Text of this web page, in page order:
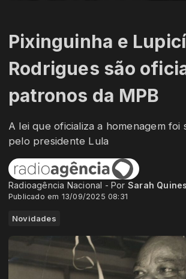
Pixinguinha e
Rodrigues são
patronos da MPB
A lei que oficializa a homenagem foi
pelo presidente Lula
Radioagência Nacional - Por Sarah Quines
Publicado em 13/09/2025 08:31
Novidades